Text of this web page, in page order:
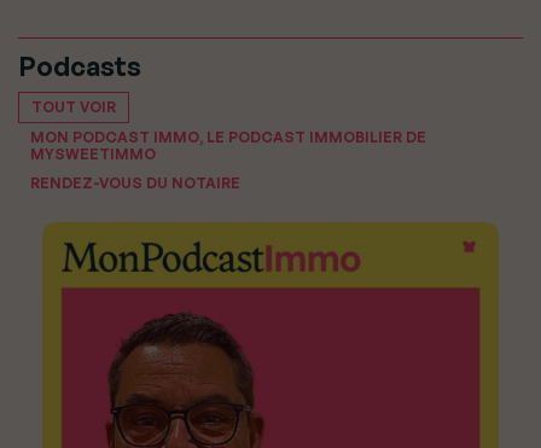
Podcasts
TOUT VOIR
MON PODCAST IMMO, LE PODCAST IMMOBILIER DE
MYSWEETIMMO
RENDEZ-VOUS DU NOTAIRE